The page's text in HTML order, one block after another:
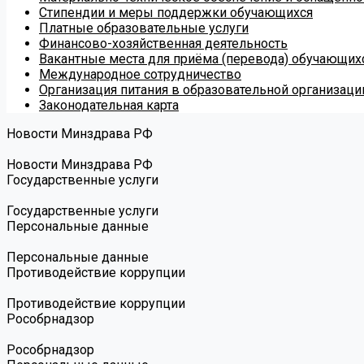
Стипендии и меры поддержки обучающихся
Платные образовательные услуги
Финансово-хозяйственная деятельность
Вакантные места для приёма (перевода)
Международное сотрудничество
Организация питания в образовательной
Законодательная карта
Новости Минздрава РФ
Новости Минздрава РФ
Государственные услуги
Государственные услуги
Персональные данные
Персональные данные
Противодействие коррупции
Противодействие коррупции
Роcобрнадзор
Роcобрнадзор